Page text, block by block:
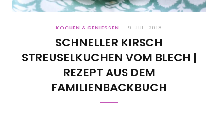
KOCHEN & GENIESSEN 9. JULI 2018
SCHNELLER KIRSCH
STREUSELKUCHEN VOM BLECH |
REZEPT AUS DEM
FAMILIENBACKBUCH